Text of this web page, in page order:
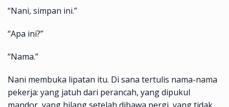
“Nani, simpan ini.”
“Apa ini?”
“Nama.”
Nani membuka lipatan itu. Di sana tertulis nama-nama
pekerja: yang jatuh dari perancah, yang dipukul